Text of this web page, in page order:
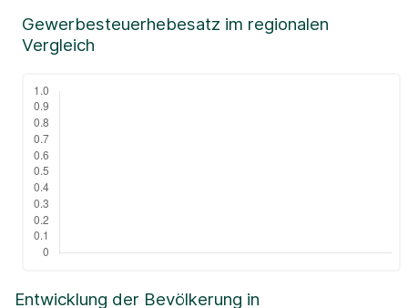
Entwicklung der Bevölkerung in
Gewerbesteuerhebesatz im regionalen
Vergleich